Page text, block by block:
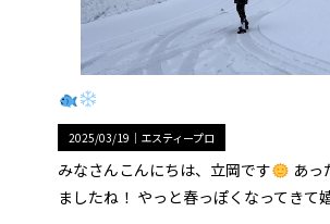
2025/03/19｜ エスティープロ
みなさんこんにちは、立岡です
あっ
ましたね！ やっと春っぽくなってきて